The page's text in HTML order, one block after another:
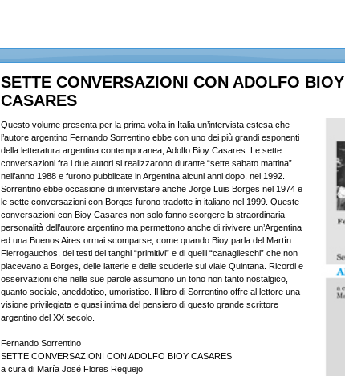
SETTE CONVERSAZIONI CON ADOLFO BIOY
CASARES
Questo volume presenta per la prima volta in Italia un’intervista estesa che
l’autore argentino Fernando Sorrentino ebbe con uno dei più grandi esponenti
della letteratura argentina contemporanea, Adolfo Bioy Casares. Le sette
conversazioni fra i due autori si realizzarono durante “sette sabato mattina”
nell’anno 1988 e furono pubblicate in Argentina alcuni anni dopo, nel 1992.
Sorrentino ebbe occasione di intervistare anche Jorge Luis Borges nel 1974 e
le sette conversazioni con Borges furono tradotte in italiano nel 1999. Queste
conversazioni con Bioy Casares non solo fanno scorgere la straordinaria
personalità dell’autore argentino ma permettono anche di rivivere un’Argentina
ed una Buenos Aires ormai scomparse, come quando Bioy parla del Martín
Fierrogauchos, dei testi dei tanghi “primitivi” e di quelli “canaglieschi” che non
piacevano a Borges, delle latterie e delle scuderie sul viale Quintana. Ricordi e
osservazioni che nelle sue parole assumono un tono non tanto nostalgico,
quanto sociale, aneddotico, umoristico. Il libro di Sorrentino offre al lettore una
visione privilegiata e quasi intima del pensiero di questo grande scrittore
argentino del XX secolo.
Fernando Sorrentino
SETTE CONVERSAZIONI CON ADOLFO BIOY CASARES
a cura di María José Flores Requejo